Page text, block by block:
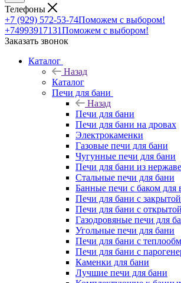
Телефоны
+7 (929) 572-53-74Поможем с выбором!
+74993917131Поможем с выбором!
Заказать звонок
Каталог
Назад
Каталог
Печи для бани
Назад
Печи для бани
Печи для бани на дровах
Электрокаменки
Газовые печи для бани
Чугунные печи для бани
Печи для бани из
Стальные печи для бани
Банные печи с баком для
Печи для бани с
Печи для бани с
Газодровяные печи для
Угольные печи для бани
Печи для бани с
Печи для бани с
Каменки для бани
Лучшие печи для бани